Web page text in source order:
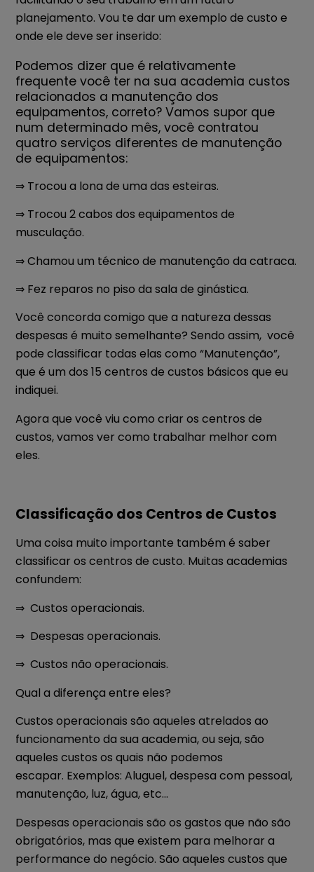
planejamento.Vou te dar um exemplo de custo e
onde ele deve ser inserido:
Podemos dizer que é relativamente
frequente você ter na sua academia custos
relacionados a manutenção dos
equipamentos, correto?Vamos supor que
num determinado mês, você contratou
quatro serviços diferentes de manutenção
de equipamentos:
⇒ Trocou a lona de uma das esteiras.
⇒ Trocou 2 cabos dos equipamentos de
musculação.
⇒ Chamou um técnico de manutenção da catraca.
⇒ Fez reparos no piso da sala de ginástica.
Você concorda comigo que a natureza dessas
despesas é muito semelhante? Sendo assim, você
pode classificar todas elas como “Manutenção”,
que é um dos 15 centros de custos básicos que eu
indiquei.
Agora que você viu como criar os centros de
custos, vamos ver como trabalhar melhor com
eles.
Classificação dos Centros de Custos
Uma coisa muito importante também é saber
classificar os centros de custo. Muitas academias
confundem:
⇒ Custos operacionais.
⇒ Despesas operacionais.
⇒ Custos não operacionais.
Qual a diferença entre eles?
Custos operacionais são aqueles atrelados ao
funcionamento da sua academia, ou seja, são
aqueles custos os quais não podemos
escapar. Exemplos: Aluguel, despesa com pessoal,
manutenção, luz, água, etc…
Despesas operacionais são os gastos que não são
obrigatórios, mas que existem para melhorar a
performance do negócio. São aqueles custos que